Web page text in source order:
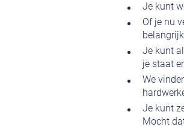
Je kunt
Of je nu
Je kunt
je staat
We
Je kunt
Mocht